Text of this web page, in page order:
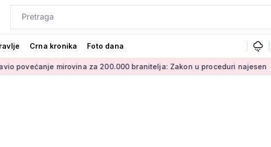
Crna kronika Foto dana
mirovina za 200.000 branitelja: Zakon u proceduri najesen